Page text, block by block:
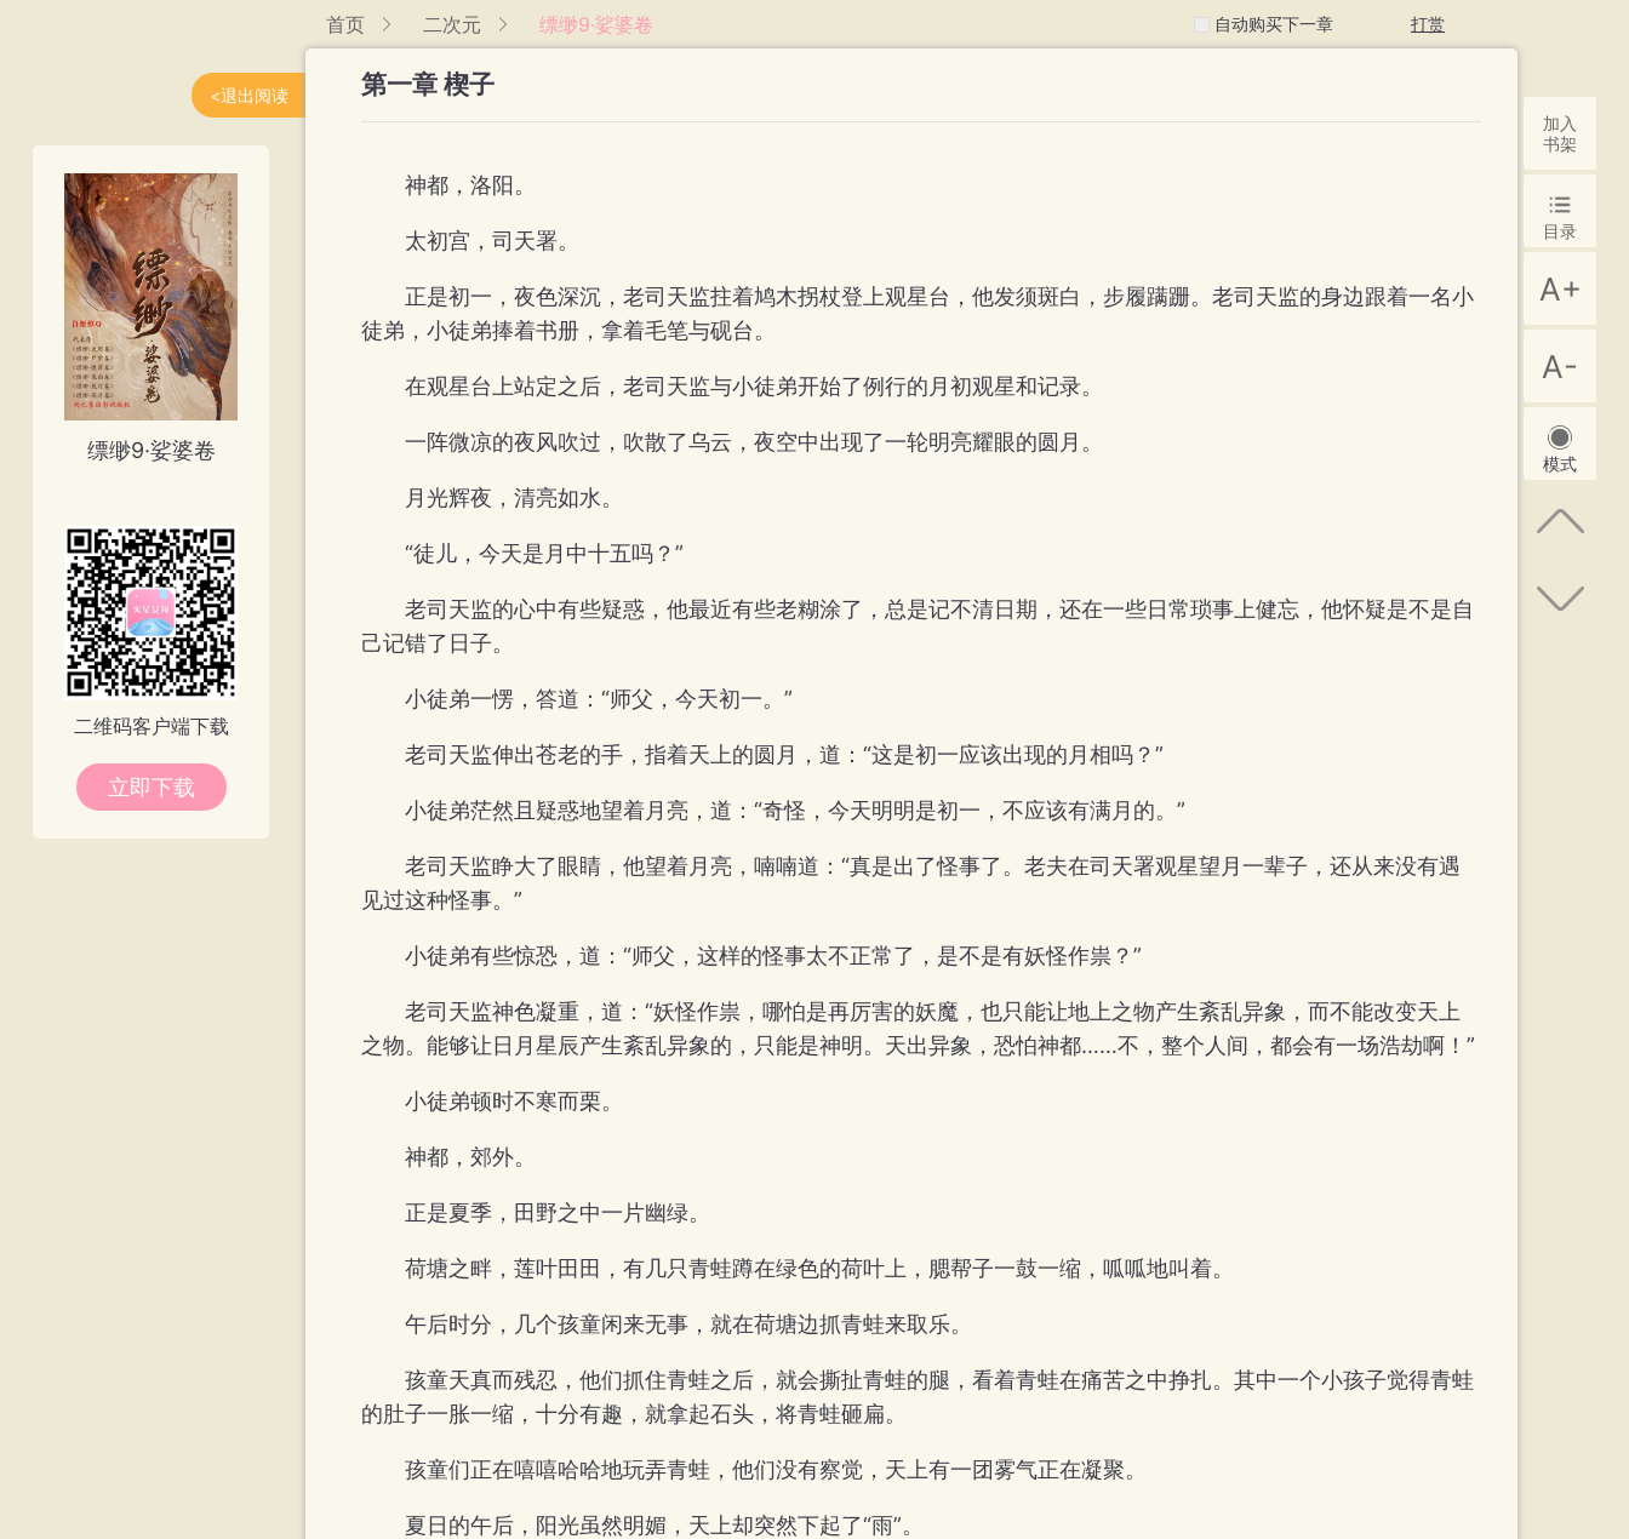
缥缈9·娑婆卷
二维码客户端下载
立即下载
<退出阅读
首页 二次元 缥缈9·娑婆卷 自动购买下一章 打赏
第一章 楔子
神都，洛阳。
太初宫，司天署。
正是初一，夜色深沉，老司天监拄着鸠木拐杖登上观星台，他发须斑白，步履蹒跚。老司天监的身边跟着一名小
徒弟，小徒弟捧着书册，拿着毛笔与砚台。
在观星台上站定之后，老司天监与小徒弟开始了例行的月初观星和记录。
一阵微凉的夜风吹过，吹散了乌云，夜空中出现了一轮明亮耀眼的圆月。
月光辉夜，清亮如水。
“徒儿，今天是月中十五吗？”
老司天监的心中有些疑惑，他最近有些老糊涂了，总是记不清日期，还在一些日常琐事上健忘，他怀疑是不是自
己记错了日子。
小徒弟一愣，答道：“师父，今天初一。”
老司天监伸出苍老的手，指着天上的圆月，道：“这是初一应该出现的月相吗？”
小徒弟茫然且疑惑地望着月亮，道：“奇怪，今天明明是初一，不应该有满月的。”
老司天监睁大了眼睛，他望着月亮，喃喃道：“真是出了怪事了。老夫在司天署观星望月一辈子，还从来没有遇
见过这种怪事。”
小徒弟有些惊恐，道：“师父，这样的怪事太不正常了，是不是有妖怪作祟？”
老司天监神色凝重，道：“妖怪作祟，哪怕是再厉害的妖魔，也只能让地上之物产生紊乱异象，而不能改变天上
之物。能够让日月星辰产生紊乱异象的，只能是神明。天出异象，恐怕神都……不，整个人间，都会有一场浩劫啊！”
小徒弟顿时不寒而栗。
神都，郊外。
正是夏季，田野之中一片幽绿。
荷塘之畔，莲叶田田，有几只青蛙蹲在绿色的荷叶上，腮帮子一鼓一缩，呱呱地叫着。
午后时分，几个孩童闲来无事，就在荷塘边抓青蛙来取乐。
孩童天真而残忍，他们抓住青蛙之后，就会撕扯青蛙的腿，看着青蛙在痛苦之中挣扎。其中一个小孩子觉得青蛙
的肚子一胀一缩，十分有趣，就拿起石头，将青蛙砸扁。
孩童们正在嘻嘻哈哈地玩弄青蛙，他们没有察觉，天上有一团雾气正在凝聚。
夏日的午后，阳光虽然明媚，天上却突然下起了“雨”。
加入
书架
目录
A+
A-
模式